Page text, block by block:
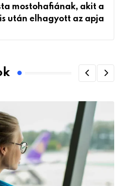
mostohafiának, akit a
után elhagyott az apja